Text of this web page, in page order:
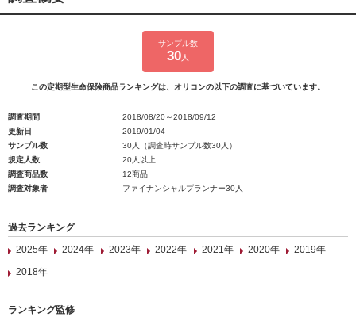
サンプル数
30 人
この定期型生命保険商品ランキングは、オリコンの以下の調査に基づいています。
調査期間
2018/08/20～2018/09/12
更新日
2019/01/04
サンプル数
30人（調査時サンプル数30人）
規定人数
20人以上
調査商品数
12商品
調査対象者
ファイナンシャルプランナー30人
過去ランキング
2025年
2024年 2023年 2022年 2021年 2020年
2019年
2018年
ランキング監修